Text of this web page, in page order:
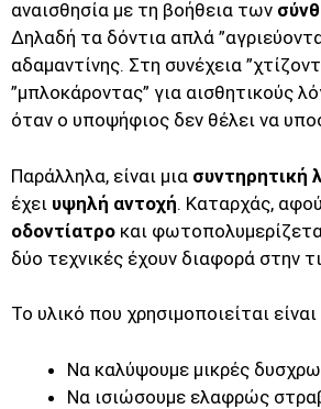
αναισθησία με τη βοήθεια των
Δηλαδή τα δόντια απλά
αδαμαντίνης. Στη συνέχεια
”μπλοκάροντας” για αισθητικούς
όταν ο υποψήφιος δεν θέλει να
Παράλληλα, είναι μια συντηρητική
έχει υψηλή αντοχή. Καταρχάς,
οδοντίατρο και
δύο τεχνικές έχουν διαφορά στην
Το υλικό που χρησιμοποιείται είναι
Να καλύψουμε μικρές
Να ισιώσουμε ελαφρώς